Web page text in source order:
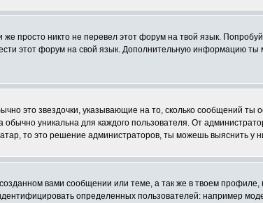
просто никто не перевел этот форум на твой язык.
этот форум на свой язык. Дополнительную информацию ты
это звездочки, указывающие на то, сколько сообщений
уникальна для каждого пользователя. От
то это решение администраторов, ты можешь выяснить у
вами сообщении или теме, а так же в твоем профиле,
определенных пользователей: например